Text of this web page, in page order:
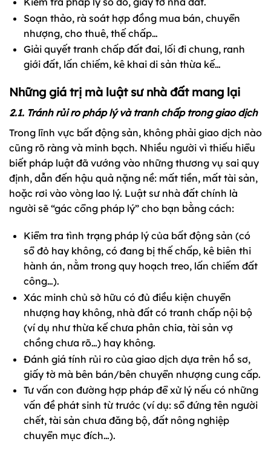
Soạn thảo, rà soát hợp đồng mua bán, chuyển
nhượng, cho thuê, thế chấp…
Giải quyết tranh chấp đất đai, lối đi chung, ranh
giới đất, lấn chiếm, kê khai di sản thừa kế…
Những giá trị mà luật sư nhà đất mang lại
2.1. Tránh rủi ro pháp lý và tranh chấp trong giao dịch
Trong lĩnh vực bất động sản, không phải giao dịch nào
cũng rõ ràng và minh bạch. Nhiều người vì thiếu hiểu
biết pháp luật đã vướng vào những thương vụ sai quy
định, dẫn đến hậu quả nặng nề: mất tiền, mất tài sản,
hoặc rơi vào vòng lao lý. Luật sư nhà đất chính là
người sẽ “gác cổng pháp lý” cho bạn bằng cách:
Kiểm tra tình trạng pháp lý của bất động sản (có
sổ đỏ hay không, có đang bị thế chấp, kê biên thi
hành án, nằm trong quy hoạch treo, lấn chiếm đất
công…).
Xác minh chủ sở hữu có đủ điều kiện chuyển
nhượng hay không, nhà đất có tranh chấp nội bộ
(ví dụ như thừa kế chưa phân chia, tài sản vợ
chồng chưa rõ…) hay không.
Đánh giá tính rủi ro của giao dịch dựa trên hồ sơ,
giấy tờ mà bên bán/bên chuyển nhượng cung cấp.
Tư vấn con đường hợp pháp để xử lý nếu có những
vấn đề phát sinh từ trước (ví dụ: sổ đứng tên người
chết, tài sản chưa đăng bộ, đất nông nghiệp
chuyển mục đích…).